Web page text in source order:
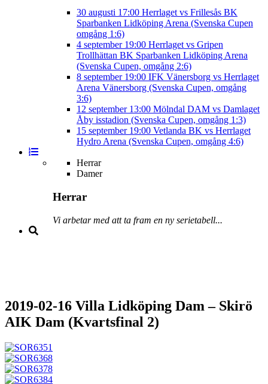
30 augusti 17:00 Herrlaget vs Frillesås BK
Sparbanken Lidköping Arena (Svenska Cupen
omgång 1:6)
4 september 19:00 Herrlaget vs Gripen
Trollhättan BK Sparbanken Lidköping Arena
(Svenska Cupen, omgång 2:6)
8 september 19:00 IFK Vänersborg vs Herrlaget
Arena Vänersborg (Svenska Cupen, omgång
3:6)
12 september 13:00 Mölndal DAM vs Damlaget
Åby isstadion (Svenska Cupen, omgång 1:3)
15 september 19:00 Vetlanda BK vs Herrlaget
Hydro Arena (Svenska Cupen, omgång 4:6)
Herrar
Damer
Herrar
Vi arbetar med att ta fram en ny serietabell...
2019-02-16 Villa Lidköping Dam – Skirö
AIK Dam (Kvartsfinal 2)